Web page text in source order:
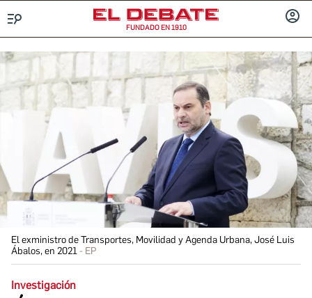
FUNDADO EN 1910
El exministro de Transportes, Movilidad y Agenda Urbana, José Luis
Ábalos, en 2021
EP
Investigación